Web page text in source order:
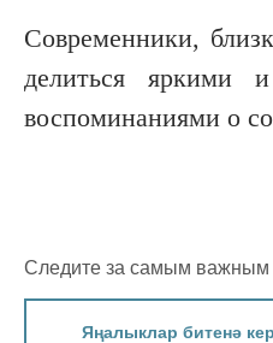
Современники,
делиться яркими
воспоминаниями о
Следите за самым важным
Яңалыклар битенә